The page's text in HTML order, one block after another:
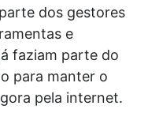
dos gestores
e
faziam parte do
para manter o
pela internet.